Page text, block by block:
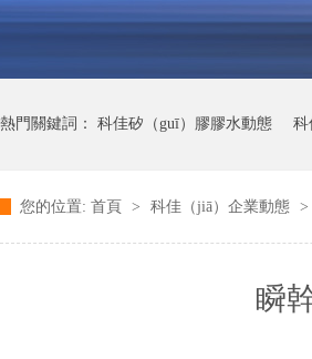
熱門關鍵詞： 科佳矽（guī）膠膠水動態 科
科佳快幹膠動態
您的位置: 首頁 > 科佳（jiā）企業動態 >
瞬